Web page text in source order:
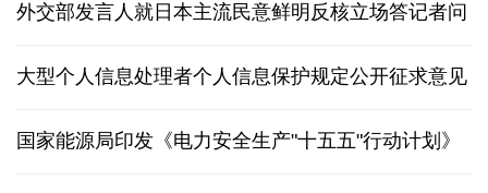
外交部发言人就日本主流民意鲜明反核立场答记者问
大型个人信息处理者个人信息保护规定公开征求意见
国家能源局印发《电力安全生产"十五五"行动计划》